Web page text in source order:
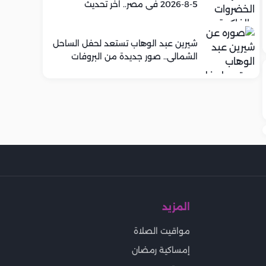
5-8-2026 في مصر.. اخر تحديث
شيرين عبد الوهاب تستعد لحفل الساحل
الشمالي.. صور جديدة من البروفات
المزيد
مواقيت الصلاة
إمساكية رمضان